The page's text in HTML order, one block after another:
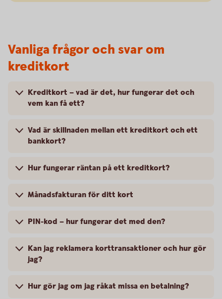
Vanliga frågor och svar om
kreditkort
Kreditkort – vad är det, hur fungerar det och
vem kan få ett?
Vad är skillnaden mellan ett kreditkort och ett
bankkort?
Hur fungerar räntan på ett kreditkort?
Månadsfakturan för ditt kort
PIN-kod – hur fungerar det med den?
Kan jag reklamera korttransaktioner och hur gör
jag?
Hur gör jag om jag råkat missa en betalning?